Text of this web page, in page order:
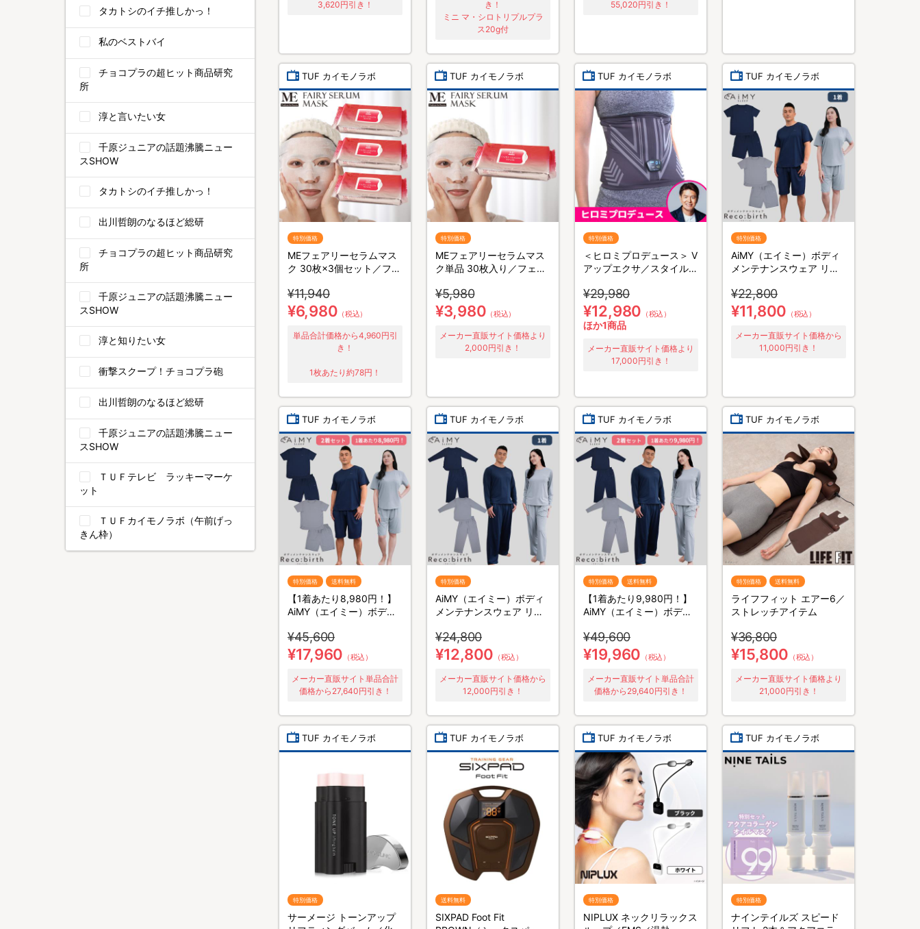
3,620円引き！
き！
ミニ マ・シロトリプルプラ
ス20g付
55,020円引き！
TUF カイモノラボ
特別価格
MEフェアリーセラムマス
ク 30枚×3個セット／フェ
¥11,940
¥6,980 （税込）
単品合計価格から4,960円引
き！
1枚あたり約78円！
TUF カイモノラボ
特別価格
MEフェアリーセラムマス
ク単品 30枚入り／フェイ
¥5,980
¥3,980 （税込）
メーカー直販サイト価格より
2,000円引き！
TUF カイモノラボ
特別価格
＜ヒロミプロデュース＞ V
アップエクサ／スタイルア
¥29,980
¥12,980 （税込）
ほか1商品
メーカー直販サイト価格より
17,000円引き！
TUF カイモノラボ
特別価格
AiMY（エイミー）ボディ
メンテナンスウェア リカ
下セット／リカバリーウェ
ア
¥22,800
¥11,800 （税込）
メーカー直販サイト価格から
11,000円引き！
TUF カイモノラボ
特別価格 送料無料
【1着あたり8,980円！】
AiMY（エイミー）ボディ
バース／半袖半ズボン／2
着セット／上下セット／リ
カバリーウェア
¥45,600
¥17,960 （税込）
メーカー直販サイト単品合計
価格から27,640円引き！
TUF カイモノラボ
特別価格
AiMY（エイミー）ボディ
メンテナンスウェア リカ
下セット／リカバリーウェ
ア
¥24,800
¥12,800 （税込）
メーカー直販サイト価格から
12,000円引き！
TUF カイモノラボ
特別価格 送料無料
【1着あたり9,980円！】
AiMY（エイミー）ボディ
バース／長袖長ズボン／2
着セット／上下セット／リ
カバリーウェア
¥49,600
¥19,960 （税込）
メーカー直販サイト単品合計
価格から29,640円引き！
TUF カイモノラボ
特別価格 送料無料
ライフフィット エアー6／
ストレッチアイテム
¥36,800
¥15,800 （税込）
メーカー直販サイト価格より
21,000円引き！
TUF カイモノラボ
特別価格
サーメージ トーンアップ
TUF カイモノラボ
送料無料
SIXPAD Foot Fit
TUF カイモノラボ
特別価格
NIPLUX ネックリラックス
TUF カイモノラボ
特別価格
ナインテイルズ スピード
タカトシのイチ推しかっ！
私のベストバイ
チョコプラの超ヒット商品研究
所
淳と言いたい女
千原ジュニアの話題沸騰ニュー
スSHOW
タカトシのイチ推しかっ！
出川哲朗のなるほど総研
チョコプラの超ヒット商品研究
所
千原ジュニアの話題沸騰ニュー
スSHOW
淳と知りたい女
衝撃スクープ！チョコプラ砲
出川哲朗のなるほど総研
千原ジュニアの話題沸騰ニュー
スSHOW
ＴＵＦテレビ ラッキーマーケ
ット
ＴＵＦカイモノラボ（午前げっ
きん枠）